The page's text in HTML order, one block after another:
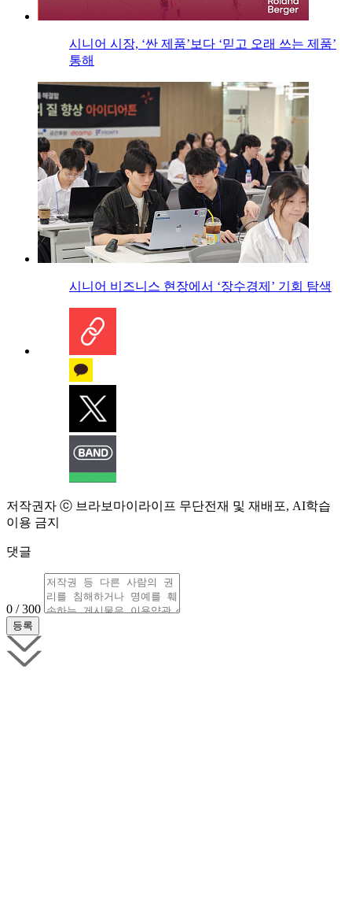
시니어 시장, ‘싼 제품’보다 ‘믿고 오래 쓰는 제품’
통해
시니어 비즈니스 현장에서 ‘장수경제’ 기회 탐색
저작권자 ⓒ 브라보마이라이프 무단전재 및 재배포, AI학습
이용 금지
댓글
0 / 300